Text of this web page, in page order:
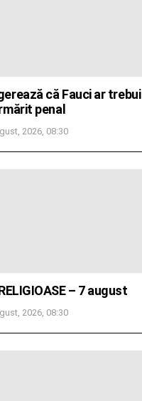
că Fauci ar trebui
penal
2026, 08:30
– 7 august
2026, 08:30